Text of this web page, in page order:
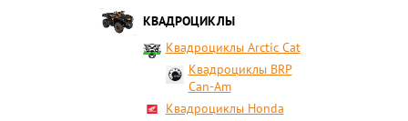
КВАДРОЦИКЛЫ
Квадроциклы Arctic Cat
Квадроциклы BRP
Can-Am
Квадроциклы Honda